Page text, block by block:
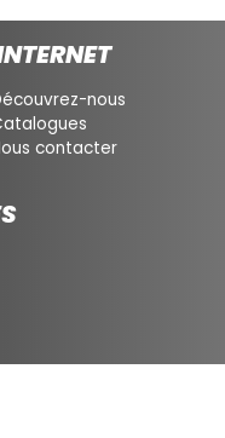
nous
contacter